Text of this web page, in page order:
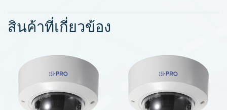
สินค้าที่เกี่ยวข้อง